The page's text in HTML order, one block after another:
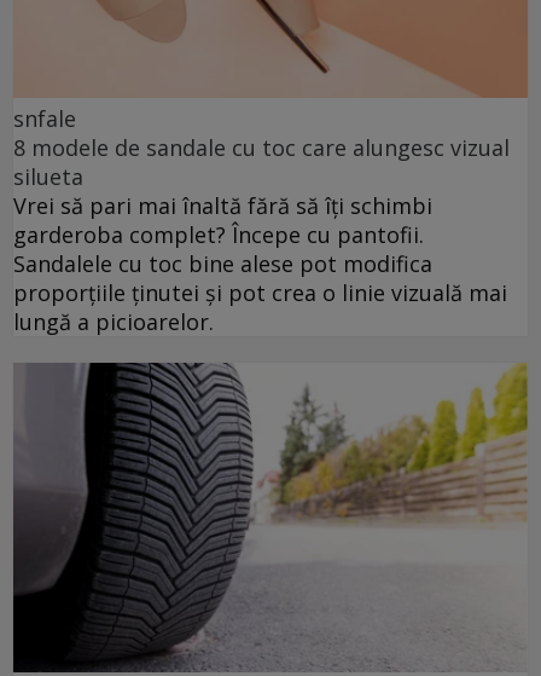
snfale
8 modele de sandale cu toc care alungesc vizual
silueta
Vrei să pari mai înaltă fără să îți schimbi
garderoba complet? Începe cu pantofii.
Sandalele cu toc bine alese pot modifica
proporțiile ținutei și pot crea o linie vizuală mai
lungă a picioarelor.